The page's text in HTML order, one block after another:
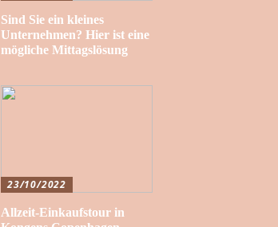
Sind Sie ein kleines
Unternehmen? Hier ist eine
mögliche Mittagslösung
23/10/2022
Allzeit-Einkaufstour in